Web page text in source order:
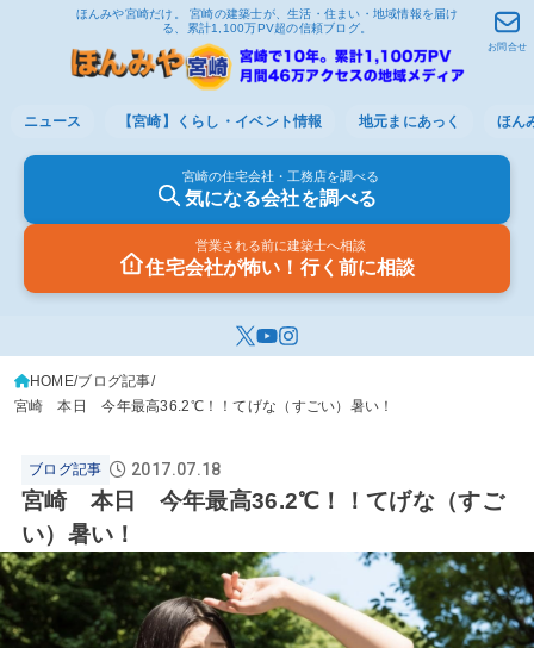
ほんみや宮崎だけ。 宮崎の建築士が、生活・住まい・地域情報を届け
る、累計1,100万PV超の信頼ブログ。
ニュース 【宮崎】くらし・イベント情報 地元まにあっく ほん
宮崎の住宅会社・工務店を調べる
気になる会社を調べる
営業される前に建築士へ相談
住宅会社が怖い！行く前に相談
お問合せ
HOME ブログ記事
宮崎 本日 今年最高36.2℃！！てげな（すごい）暑い！
ブログ記事 2017.07.18
宮崎 本日 今年最高36.2℃！！てげな（すご
い）暑い！